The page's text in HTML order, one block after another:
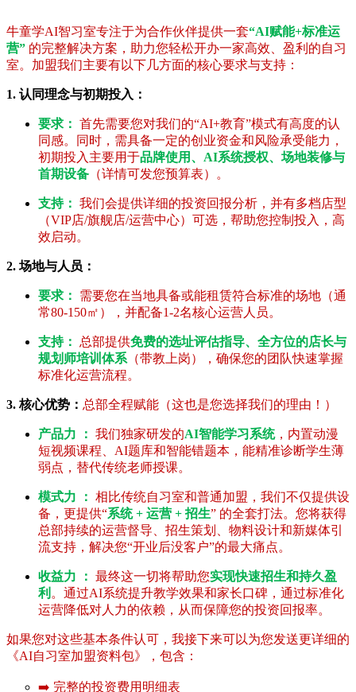
牛童学AI智习室专注于为合作伙伴提供一套“AI赋能+标准运
营” 的完整解决方案，助力您轻松开办一家高效、盈利的自习
室。加盟我们主要有以下几方面的核心要求与支持：
1. 认同理念与初期投入：
要求： 首先需要您对我们的“AI+教育”模式有高度的认
同感。同时，需具备一定的创业资金和风险承受能力，
初期投入主要用于品牌使用、AI系统授权、场地装修与
首期设备 （详情可发您预算表）。
支持： 我们会提供详细的投资回报分析，并有多档店型
（VIP店/旗舰店/运营中心）可选，帮助您控制投入，高
效启动。
2. 场地与人员：
要求：
需要您在当地具备或能租赁符合标准的场地（通
常80-150㎡），并配备1-2名核心运营人员。
支持： 总部提供免费的选址评估指导、全方位的店长与
规划师培训体系 （带教上岗），确保您的团队快速掌握
标准化运营流程。
3. 核心优势： 总部全程赋能（这也是您选择我们的理由！）
产品力 ： 我们独家研发的AI智能学习系统，内置动漫
短视频课程、AI题库和智能错题本，能精准诊断学生薄
弱点，替代传统老师授课。
模式力 ： 相比传统自习室和普通加盟，我们不仅提供设
备，更提供“系统 + 运营 + 招生” 的全套打法。您将获得
总部持续的运营督导、招生策划、物料设计和新媒体引
流支持，解决您“开业后没客户”的最大痛点。
收益力 ： 最终这一切将帮助您实现快速招生和持久盈
利 。通过AI系统提升教学效果和家长口碑，通过标准化
运营降低对人力的依赖，从而保障您的投资回报率。
如果您对这些基本条件认可，我接下来可以为您发送更详细的
《AI自习室加盟资料包》，包含：
➡️ 完整的投资费用明细表